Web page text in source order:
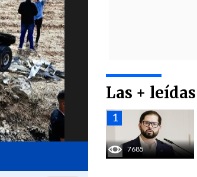
Las + leídas
7685